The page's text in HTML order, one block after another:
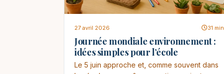
27 avril 2026 31 min
Journée mondiale environnement :
idées simples pour l’école
Le 5 juin approche et, comme souvent dans